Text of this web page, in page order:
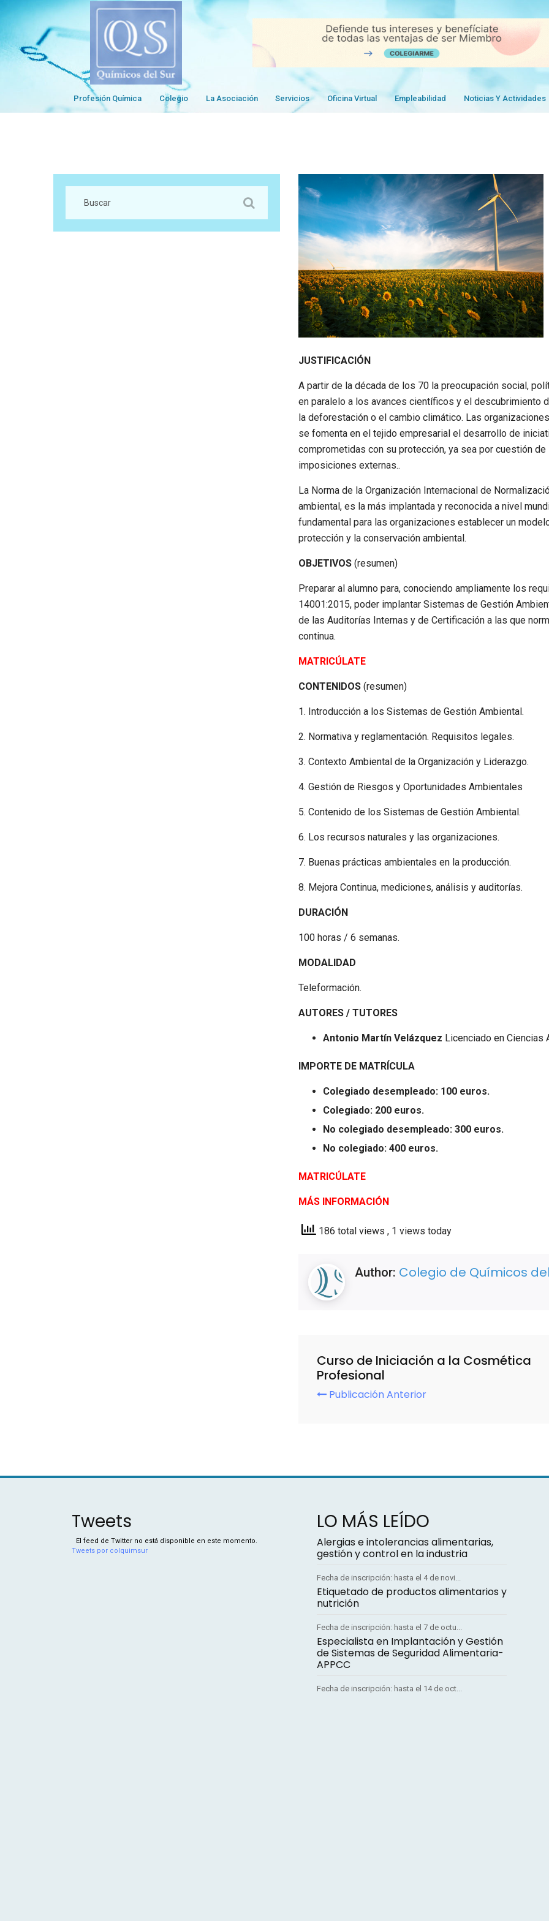
Profesión Química Colegio La Asociación Servicios Oficina Virtual Empleabilidad Noticias Y Actividades
JUSTIFICACIÓN
A partir de la década de los 70 la preocupación social,
en paralelo a los avances científicos y el descubrimiento
la deforestación o el cambio climático. Las
se fomenta en el tejido empresarial el desarrollo de
comprometidas con su protección, ya sea por cuestión
imposiciones externas..
La Norma de la Organización Internacional de
ambiental, es la más implantada y reconocida a nivel
fundamental para las organizaciones establecer un
protección y la conservación ambiental.
OBJETIVOS (resumen)
Preparar al alumno para, conociendo ampliamente los
14001:2015, poder implantar Sistemas de Gestión
de las Auditorías Internas y de Certificación a las que
continua.
MATRICÚLATE
CONTENIDOS (resumen)
1. Introducción a los Sistemas de Gestión Ambiental.
2. Normativa y reglamentación. Requisitos legales.
3. Contexto Ambiental de la Organización y Liderazgo.
4. Gestión de Riesgos y Oportunidades Ambientales
5. Contenido de los Sistemas de Gestión Ambiental.
6. Los recursos naturales y las organizaciones.
7. Buenas prácticas ambientales en la producción.
8. Mejora Continua, mediciones, análisis y auditorías.
DURACIÓN
100 horas / 6 semanas.
MODALIDAD
Teleformación.
AUTORES / TUTORES
Antonio Martín Velázquez Licenciado en Ciencias
IMPORTE DE MATRÍCULA
Colegiado desempleado: 100 euros.
Colegiado: 200 euros.
No colegiado desempleado: 300 euros.
No colegiado: 400 euros.
MATRICÚLATE
MÁS INFORMACIÓN
186 total views , 1 views today
Author: Colegio de Químicos
Curso de Iniciación a la Cosmética
Profesional
Publicación Anterior
Tweets
El feed de Twitter no está disponible en este momento.
Tweets por colquimsur
LO MÁS LEÍDO
Alergias e intolerancias alimentarias,
gestión y control en la industria
Fecha de inscripción: hasta el 4 de novi...
Etiquetado de productos alimentarios y
nutrición
Fecha de inscripción: hasta el 7 de octu...
Especialista en Implantación y Gestión
de Sistemas de Seguridad Alimentaria-
APPCC
Fecha de inscripción: hasta el 14 de oct...